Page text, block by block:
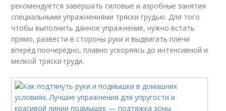
рекомендуется завершать силовые и аэробные занятия
специальными упражнениями тряски грудью. Для того
чтобы выполнить данное упражнение, нужно встать
прямо, развести в стороны руки и выдвигать плечи
вперёд поочерёдно, плавно ускоряясь до интенсивной и
мелкой тряски груди.